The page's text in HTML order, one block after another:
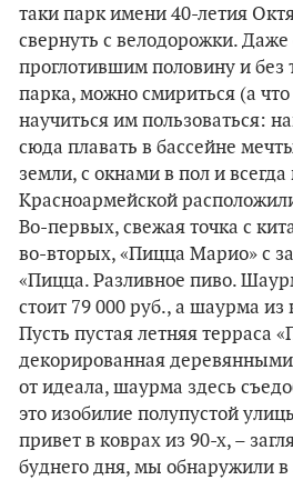
таки парк имени 40-летия
свернуть с велодорожки.
проглотившим половину и без
парка, можно смириться (а
научиться им пользоваться:
сюда плавать в бассейне
земли, с окнами в пол и
Красноармейской
Во-первых, свежая точка с
во-вторых, «Пицца Марио» с
«Пицца. Разливное пиво.
стоит 79 000 руб., а шаурма
Пусть пустая летняя терраса
декорированная
от идеала, шаурма здесь
это изобилие полупустой
привет в коврах из 90-х, –
буднего дня, мы обнаружили